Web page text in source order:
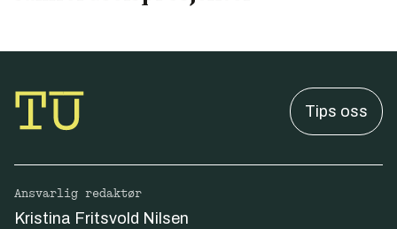
Tips oss
Ansvarlig redaktør
Kristina Fritsvold Nilsen